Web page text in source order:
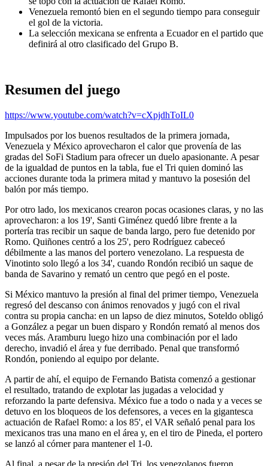
Venezuela remontó bien en el segundo tiempo para conseguir
el gol de la victoria.
La selección mexicana se enfrenta a Ecuador en el partido que
definirá al otro clasificado del Grupo B.
Resumen del juego
https://www.youtube.com/watch?v=cXpjdhToIL0
Impulsados por los buenos resultados de la primera jornada,
Venezuela y México aprovecharon el calor que provenía de las
gradas del SoFi Stadium para ofrecer un duelo apasionante. A pesar
de la igualdad de puntos en la tabla, fue el Tri quien dominó las
acciones durante toda la primera mitad y mantuvo la posesión del
balón por más tiempo.
Por otro lado, los mexicanos crearon pocas ocasiones claras, y no las
aprovecharon: a los 19', Santi Giménez quedó libre frente a la
portería tras recibir un saque de banda largo, pero fue detenido por
Romo. Quiñones centró a los 25', pero Rodríguez cabeceó
débilmente a las manos del portero venezolano. La respuesta de
Vinotinto solo llegó a los 34', cuando Rondón recibió un saque de
banda de Savarino y remató un centro que pegó en el poste.
Si México mantuvo la presión al final del primer tiempo, Venezuela
regresó del descanso con ánimos renovados y jugó con el rival
contra su propia cancha: en un lapso de diez minutos, Soteldo obligó
a González a pegar un buen disparo y Rondón remató al menos dos
veces más. Aramburu luego hizo una combinación por el lado
derecho, invadió el área y fue derribado. Penal que transformó
Rondón, poniendo al equipo por delante.
A partir de ahí, el equipo de Fernando Batista comenzó a gestionar
el resultado, tratando de explotar las jugadas a velocidad y
reforzando la parte defensiva. México fue a todo o nada y a veces se
detuvo en los bloqueos de los defensores, a veces en la gigantesca
actuación de Rafael Romo: a los 85', el VAR señaló penal para los
mexicanos tras una mano en el área y, en el tiro de Pineda, el portero
se lanzó al córner para mantener el 1-0.
Al final, a pesar de la presión del Tri, los venezolanos fueron